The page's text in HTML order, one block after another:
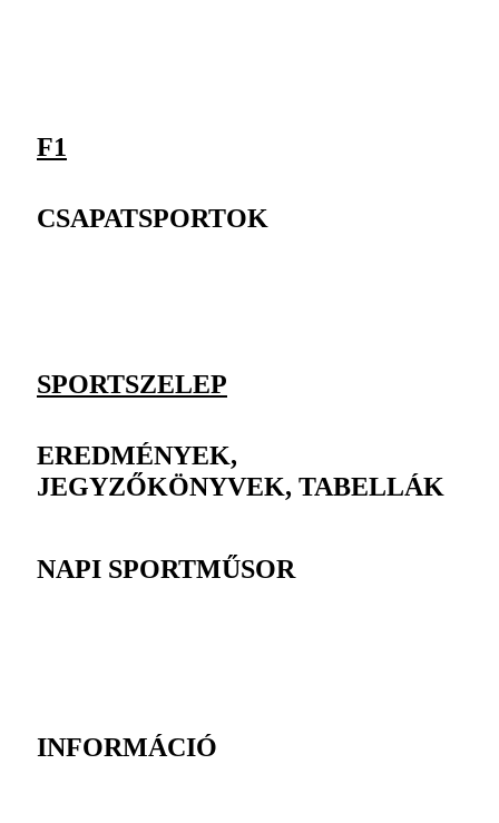
F1
CSAPATSPORTOK
SPORTSZELEP
EREDMÉNYEK,
JEGYZŐKÖNYVEK, TABELLÁK
NAPI SPORTMŰSOR
INFORMÁCIÓ